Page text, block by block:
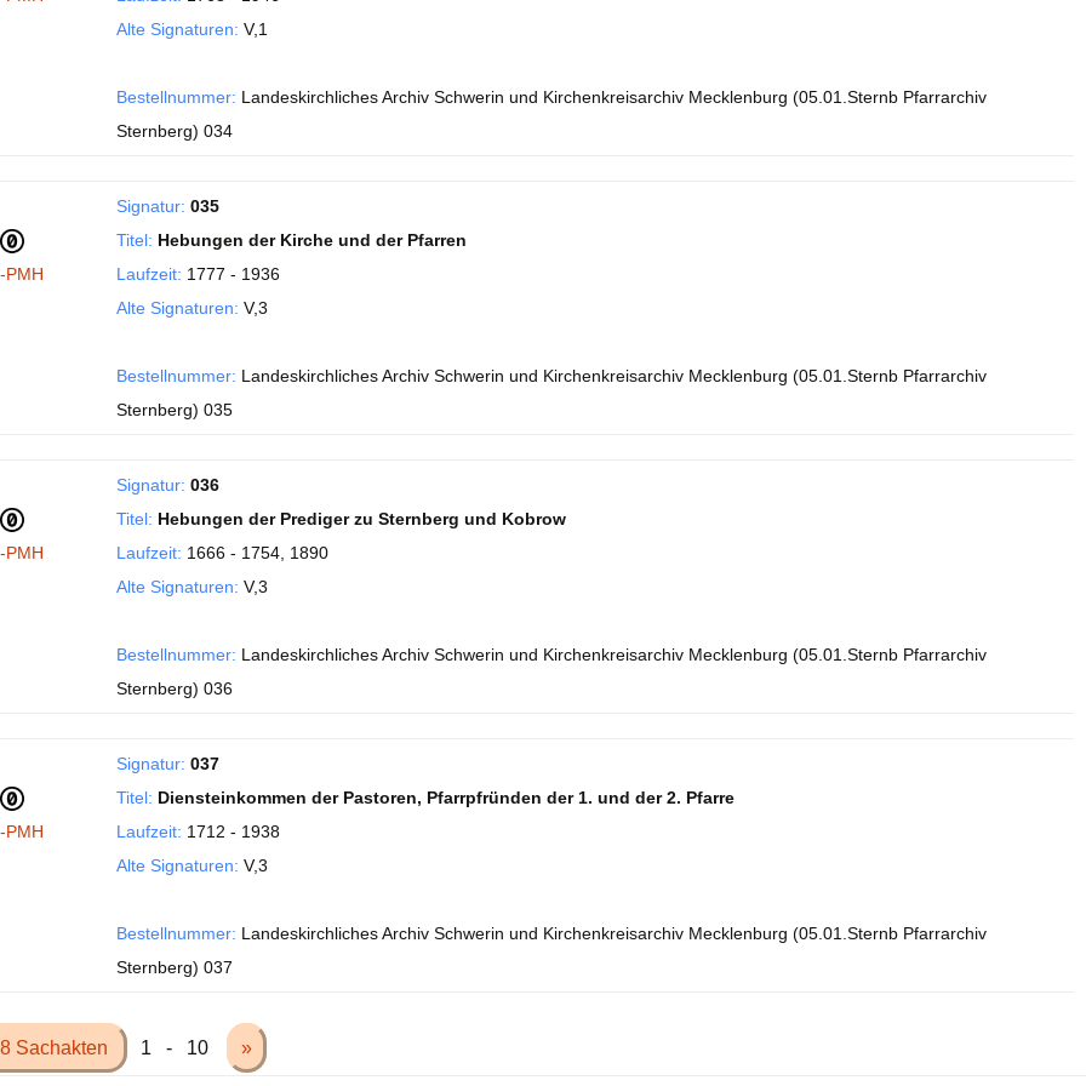
Alte Signaturen: V,1
Bestellnummer: Landeskirchliches Archiv Schwerin und Kirchenkreisarchiv Mecklenburg (05.01.Sternb Pfarrarchiv
Sternberg) 034
PMH
Signatur: 035
Titel: Hebungen der Kirche und der Pfarren
Laufzeit: 1777 - 1936
Alte Signaturen: V,3
Bestellnummer: Landeskirchliches Archiv Schwerin und Kirchenkreisarchiv Mecklenburg (05.01.Sternb Pfarrarchiv
Sternberg) 035
PMH
Signatur: 036
Titel: Hebungen der Prediger zu Sternberg und Kobrow
Laufzeit: 1666 - 1754, 1890
Alte Signaturen: V,3
Bestellnummer: Landeskirchliches Archiv Schwerin und Kirchenkreisarchiv Mecklenburg (05.01.Sternb Pfarrarchiv
Sternberg) 036
PMH
Signatur: 037
Titel: Diensteinkommen der Pastoren, Pfarrpfründen der 1. und der 2. Pfarre
Laufzeit: 1712 - 1938
Alte Signaturen: V,3
Bestellnummer: Landeskirchliches Archiv Schwerin und Kirchenkreisarchiv Mecklenburg (05.01.Sternb Pfarrarchiv
Sternberg) 037
Sachakten 1 - 10 »